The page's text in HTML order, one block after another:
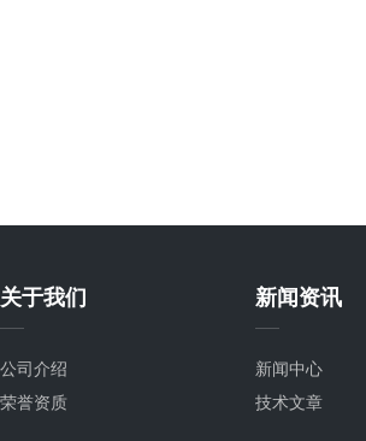
关于我们
公司介绍
荣誉资质
新闻资讯
新闻中心
技术文章